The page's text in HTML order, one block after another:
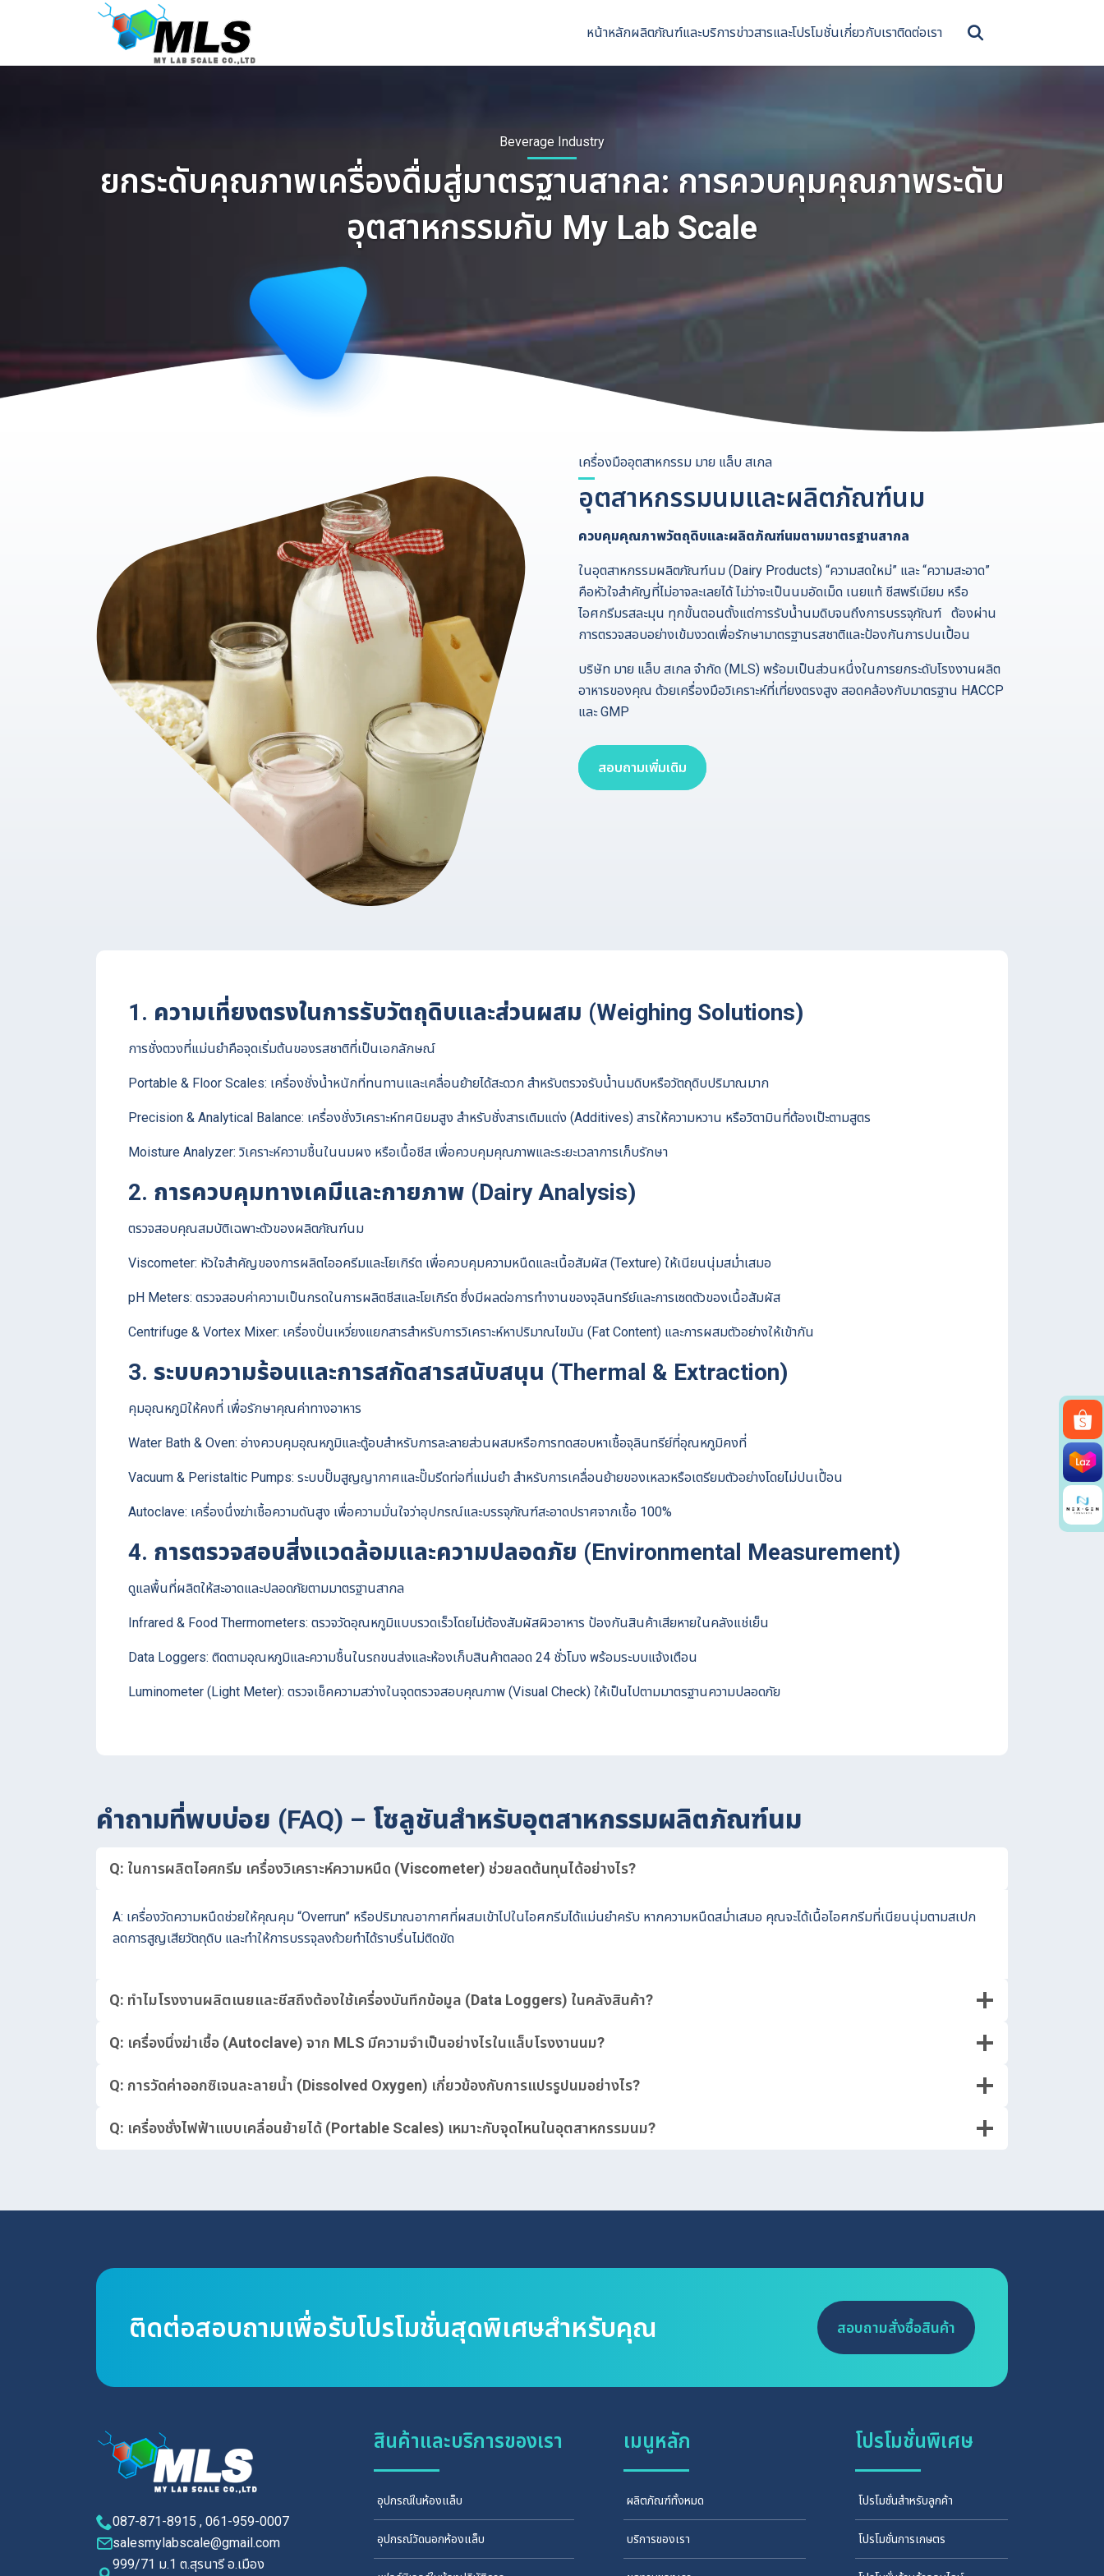
หน้าหลักผลิตภัณฑ์และบริการข่าวสารและโปรโมชั่นเกี่ยวกับเราติดต่อเรา
for:
Beverage Industry
ยกระดับคุณภาพเครื่องดื่มสู่มาตรฐานสากล: การควบคุมคุณภาพระดับ
อุตสาหกรรมกับ My Lab Scale
เครื่องมืออุตสาหกรรม มาย แล็บ สเกล
อุตสาหกรรมนมและผลิตภัณฑ์นม
ควบคุมคุณภาพวัตถุดิบและผลิตภัณฑ์นมตามมาตรฐานสากล
ในอุตสาหกรรมผลิตภัณฑ์นม (Dairy Products) “ความสดใหม่” และ “ความสะอาด”
คือหัวใจสำคัญที่ไม่อาจละเลยได้ ไม่ว่าจะเป็นนมอัดเม็ด เนยแท้ ชีสพรีเมียม หรือ
ไอศกรีมรสละมุน ทุกขั้นตอนตั้งแต่การรับน้ำนมดิบจนถึงการบรรจุภัณฑ์ ต้องผ่าน
การตรวจสอบอย่างเข้มงวดเพื่อรักษามาตรฐานรสชาติและป้องกันการปนเปื้อน
บริษัท มาย แล็บ สเกล จำกัด (MLS) พร้อมเป็นส่วนหนึ่งในการยกระดับโรงงานผลิต
อาหารของคุณ ด้วยเครื่องมือวิเคราะห์ที่เที่ยงตรงสูง สอดคล้องกับมาตรฐาน HACCP
และ GMP
สอบถามเพิ่มเติม
1. ความเที่ยงตรงในการรับวัตถุดิบและส่วนผสม (Weighing Solutions)
การชั่งตวงที่แม่นยำคือจุดเริ่มต้นของรสชาติที่เป็นเอกลักษณ์
Portable & Floor Scales: เครื่องชั่งน้ำหนักที่ทนทานและเคลื่อนย้ายได้สะดวก สำหรับตรวจรับน้ำนมดิบหรือวัตถุดิบปริมาณมาก
Precision & Analytical Balance: เครื่องชั่งวิเคราะห์ทศนิยมสูง สำหรับชั่งสารเติมแต่ง (Additives) สารให้ความหวาน หรือวิตามินที่ต้องเป๊ะตามสูตร
Moisture Analyzer: วิเคราะห์ความชื้นในนมผง หรือเนื้อชีส เพื่อควบคุมคุณภาพและระยะเวลาการเก็บรักษา
2. การควบคุมทางเคมีและกายภาพ (Dairy Analysis)
ตรวจสอบคุณสมบัติเฉพาะตัวของผลิตภัณฑ์นม
Viscometer: หัวใจสำคัญของการผลิตไออครีมและโยเกิร์ต เพื่อควบคุมความหนืดและเนื้อสัมผัส (Texture) ให้เนียนนุ่มสม่ำเสมอ
pH Meters: ตรวจสอบค่าความเป็นกรดในการผลิตชีสและโยเกิร์ต ซึ่งมีผลต่อการทำงานของจุลินทรีย์และการเซตตัวของเนื้อสัมผัส
Centrifuge & Vortex Mixer: เครื่องปั่นเหวี่ยงแยกสารสำหรับการวิเคราะห์หาปริมาณไขมัน (Fat Content) และการผสมตัวอย่างให้เข้ากัน
3. ระบบความร้อนและการสกัดสารสนับสนุน (Thermal & Extraction)
คุมอุณหภูมิให้คงที่ เพื่อรักษาคุณค่าทางอาหาร
Water Bath & Oven: อ่างควบคุมอุณหภูมิและตู้อบสำหรับการละลายส่วนผสมหรือการทดสอบหาเชื้อจุลินทรีย์ที่อุณหภูมิคงที่
Vacuum & Peristaltic Pumps: ระบบปั๊มสูญญากาศและปั๊มรีดท่อที่แม่นยำ สำหรับการเคลื่อนย้ายของเหลวหรือเตรียมตัวอย่างโดยไม่ปนเปื้อน
Autoclave: เครื่องนึ่งฆ่าเชื้อความดันสูง เพื่อความมั่นใจว่าอุปกรณ์และบรรจุภัณฑ์สะอาดปราศจากเชื้อ 100%
4. การตรวจสอบสิ่งแวดล้อมและความปลอดภัย (Environmental Measurement)
ดูแลพื้นที่ผลิตให้สะอาดและปลอดภัยตามมาตรฐานสากล
Infrared & Food Thermometers: ตรวจวัดอุณหภูมิแบบรวดเร็วโดยไม่ต้องสัมผัสผิวอาหาร ป้องกันสินค้าเสียหายในคลังแช่เย็น
Data Loggers: ติดตามอุณหภูมิและความชื้นในรถขนส่งและห้องเก็บสินค้าตลอด 24 ชั่วโมง พร้อมระบบแจ้งเตือน
Luminometer (Light Meter): ตรวจเช็คความสว่างในจุดตรวจสอบคุณภาพ (Visual Check) ให้เป็นไปตามมาตรฐานความปลอดภัย
คำถามที่พบบ่อย (FAQ) – โซลูชันสำหรับอุตสาหกรรมผลิตภัณฑ์นม
Q: ในการผลิตไอศกรีม เครื่องวิเคราะห์ความหนืด (Viscometer) ช่วยลดต้นทุนได้อย่างไร?
A: เครื่องวัดความหนืดช่วยให้คุณคุม “Overrun” หรือปริมาณอากาศที่ผสมเข้าไปในไอศกรีมได้แม่นยำครับ หากความหนืดสม่ำเสมอ คุณจะได้เนื้อไอศกรีมที่เนียนนุ่มตามสเปก
ลดการสูญเสียวัตถุดิบ และทำให้การบรรจุลงถ้วยทำได้ราบรื่นไม่ติดขัด
Q: ทำไมโรงงานผลิตเนยและชีสถึงต้องใช้เครื่องบันทึกข้อมูล (Data Loggers) ในคลังสินค้า?
Q: เครื่องนึ่งฆ่าเชื้อ (Autoclave) จาก MLS มีความจำเป็นอย่างไรในแล็บโรงงานนม?
Q: การวัดค่าออกซิเจนละลายน้ำ (Dissolved Oxygen) เกี่ยวข้องกับการแปรรูปนมอย่างไร?
Q: เครื่องชั่งไฟฟ้าแบบเคลื่อนย้ายได้ (Portable Scales) เหมาะกับจุดไหนในอุตสาหกรรมนม?
ติดต่อสอบถามเพื่อรับโปรโมชั่นสุดพิเศษสำหรับคุณ สอบถามสั่งซื้อสินค้า
087-871-8915 , 061-959-0007
salesmylabscale@gmail.com
999/71 ม.1 ต.สุรนารี อ.เมือง
สินค้าและบริการของเรา
อุปกรณ์ในห้องแล็บ
อุปกรณ์วัดนอกห้องแล็บ
เมนูหลัก
ผลิตภัณฑ์ทั้งหมด
บริการของเรา
โปรโมชั่นพิเศษ
โปรโมชั่นสำหรับลูกค้า
โปรโมชั่นการเกษตร